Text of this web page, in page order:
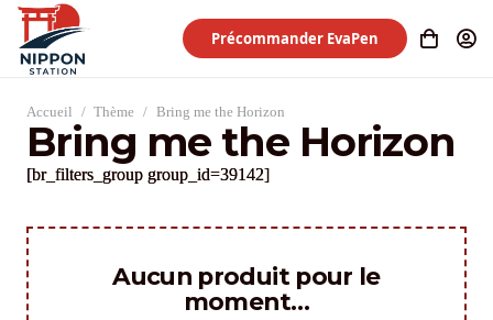
Précommander EvaPen
Accueil / Thème / Bring me the Horizon
Bring me the Horizon
[br_filters_group group_id=39142]
Aucun produit pour le
moment…